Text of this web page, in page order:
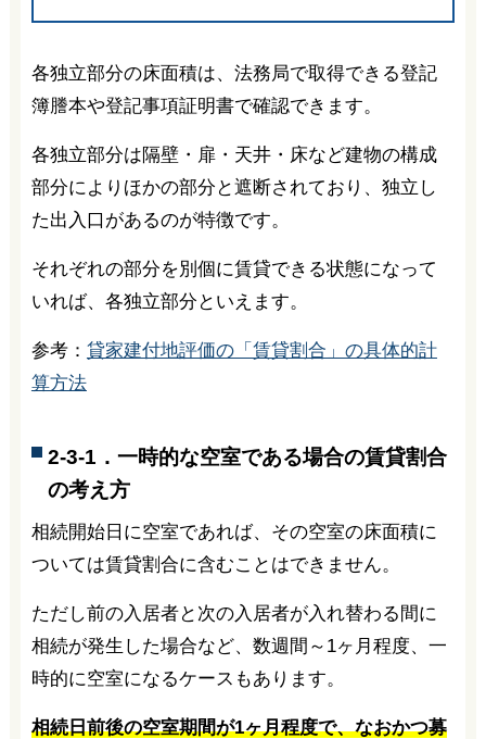
各独立部分の床面積は、法務局で取得できる登記
簿謄本や登記事項証明書で確認できます。
各独立部分は隔壁・扉・天井・床など建物の構成
部分によりほかの部分と遮断されており、独立し
た出入口があるのが特徴です。
それぞれの部分を別個に賃貸できる状態になって
いれば、各独立部分といえます。
参考： 貸家建付地評価の「賃貸割合」の具体的計
算方法
2-3-1．一時的な空室である場合の賃貸割合
の考え方
相続開始日に空室であれば、その空室の床面積に
ついては賃貸割合に含むことはできません。
ただし前の入居者と次の入居者が入れ替わる間に
相続が発生した場合など、数週間～1ヶ月程度、一
時的に空室になるケースもあります。
相続日前後の空室期間が1ヶ月程度で、なおかつ募